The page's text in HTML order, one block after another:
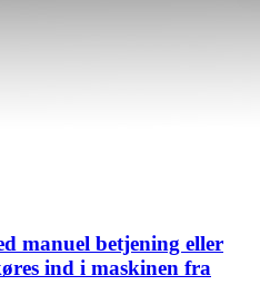
manuel betjening eller
ind i maskinen fra